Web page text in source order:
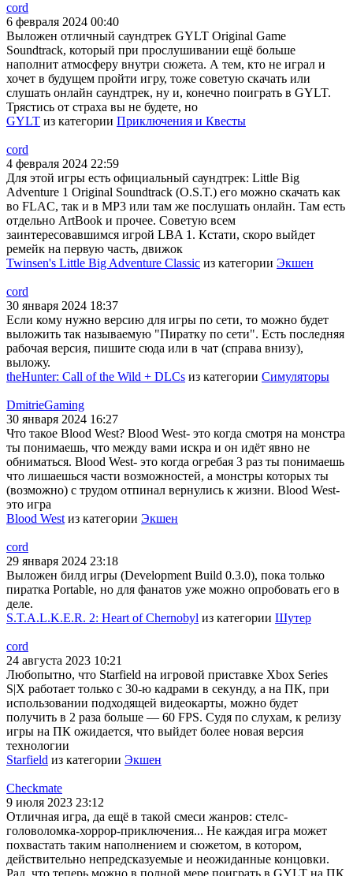
cord
6 февраля 2024 00:40
Выложен отличный саундтрек GYLT Original Game
Soundtrack, который при прослушивании ещё больше
наполнит атмосферу внутри сюжета. А тем, кто не играл и
хочет в будущем пройти игру, тоже советую скачать или
слушать онлайн саундтрек, ну и, конечно поиграть в GYLT.
Трястись от страха вы не будете, но
GYLT из категории Приключения и Квесты
cord
4 февраля 2024 22:59
Для этой игры есть официальный саундтрек: Little Big
Adventure 1 Original Soundtrack (O.S.T.) его можно скачать как
во FLAC, так и в MP3 или там же послушать онлайн. Там есть
отдельно ArtBook и прочее. Советую всем
заинтересовавшимся игрой LBA 1. Кстати, скоро выйдет
ремейк на первую часть, движок
Twinsen's Little Big Adventure Classic из категории Экшен
cord
30 января 2024 18:37
Если кому нужно версию для игры по сети, то можно будет
выложить так называемую "Пиратку по сети". Есть последняя
рабочая версия, пишите сюда или в чат (справа внизу),
выложу.
theHunter: Call of the Wild + DLCs из категории Симуляторы
DmitrieGaming
30 января 2024 16:27
Что такое Blood West? Blood West- это когда смотря на монстра
ты понимаешь, что между вами искра и он идёт явно не
обниматься. Blood West- это когда огребая 3 раз ты понимаешь
что лишаешься части возможностей, а монстры которых ты
(возможно) с трудом отпинал вернулись к жизни. Blood West-
это игра
Blood West из категории Экшен
cord
29 января 2024 23:18
Выложен билд игры (Development Build 0.3.0), пока только
пиратка Portable, но для фанатов уже можно опробовать его в
деле.
S.T.A.L.K.E.R. 2: Heart of Chernobyl из категории Шутер
cord
24 августа 2023 10:21
Любопытно, что Starfield на игровой приставке Xbox Series
S|X работает только с 30-ю кадрами в секунду, а на ПК, при
использовании подходящей видеокарты, можно будет
получить в 2 раза больше — 60 FPS. Судя по слухам, к релизу
игры на ПК ожидается, что выйдет более новая версия
технологии
Starfield из категории Экшен
Checkmate
9 июля 2023 23:12
Отличная игра, да ещё в такой смеси жанров: стелс-
головоломка-хоррор-приключения... Не каждая игра может
похвастать таким наполнением и сюжетом, в котором,
действительно непредсказуемые и неожиданные концовки.